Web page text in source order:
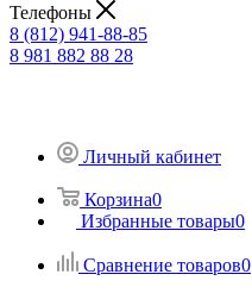
Телефоны
8 (812) 941-88-85
8 981 882 88 28
Личный кабинет
Корзина0
Избранные товары0
Сравнение товаров0